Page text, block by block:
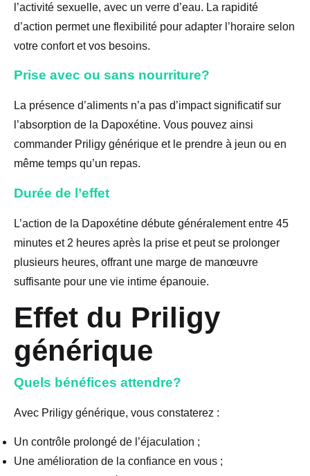
l’activité sexuelle, avec un verre d’eau. La rapidité
d’action permet une flexibilité pour adapter l’horaire selon
votre confort et vos besoins.
Prise avec ou sans nourriture?
La présence d’aliments n’a pas d’impact significatif sur
l’absorption de la Dapoxétine. Vous pouvez ainsi
commander Priligy générique et le prendre à jeun ou en
même temps qu’un repas.
Durée de l’effet
L’action de la Dapoxétine débute généralement entre 45
minutes et 2 heures après la prise et peut se prolonger
plusieurs heures, offrant une marge de manœuvre
suffisante pour une vie intime épanouie.
Effet du Priligy
générique
Quels bénéfices attendre?
Avec Priligy générique, vous constaterez :
Un contrôle prolongé de l’éjaculation ;
Une amélioration de la confiance en vous ;